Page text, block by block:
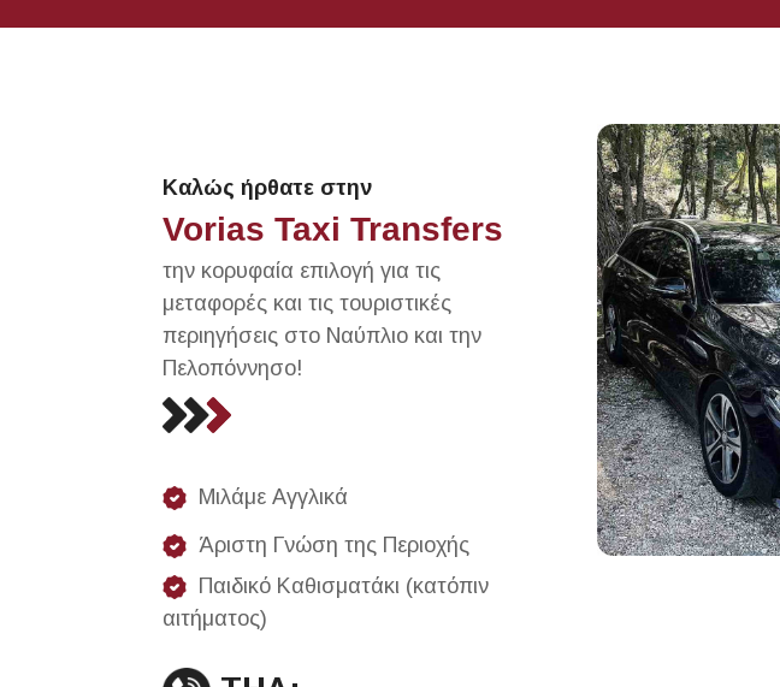
Καλώς ήρθατε στην
Vorias Taxi Transfers
την κορυφαία επιλογή για τις
μεταφορές και τις τουριστικές
περιηγήσεις στο Ναύπλιο και την
Πελοπόννησο!
Μιλάμε Αγγλικά
Άριστη Γνώση της Περιοχής
Παιδικό Καθισματάκι (κατόπιν
αιτήματος)